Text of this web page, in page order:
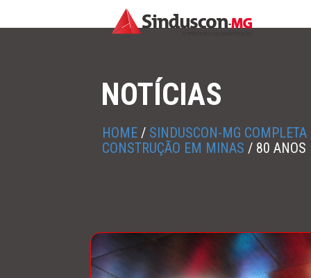
NOTÍCIAS
HOME / SINDUSCON-MG
CONSTRUÇÃO EM MINAS / 80 ANOS